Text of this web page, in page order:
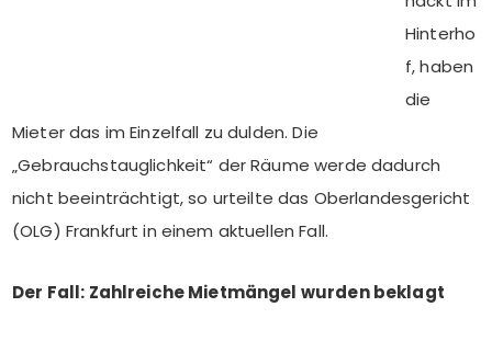
Hinterho
f, haben
die
Mieter das im Einzelfall zu dulden. Die
„Gebrauchstauglichkeit“ der Räume werde dadurch
nicht beeinträchtigt, so urteilte das Oberlandesgericht
(OLG) Frankfurt in einem aktuellen Fall.
Der Fall: Zahlreiche Mietmängel wurden beklagt